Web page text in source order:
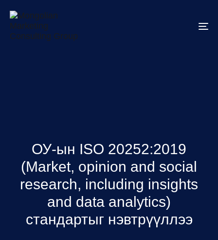
ОУ-ын ISO 20252:2019
(Market, opinion and social
research, including insights
and data analytics)
стандартыг нэвтрүүллээ